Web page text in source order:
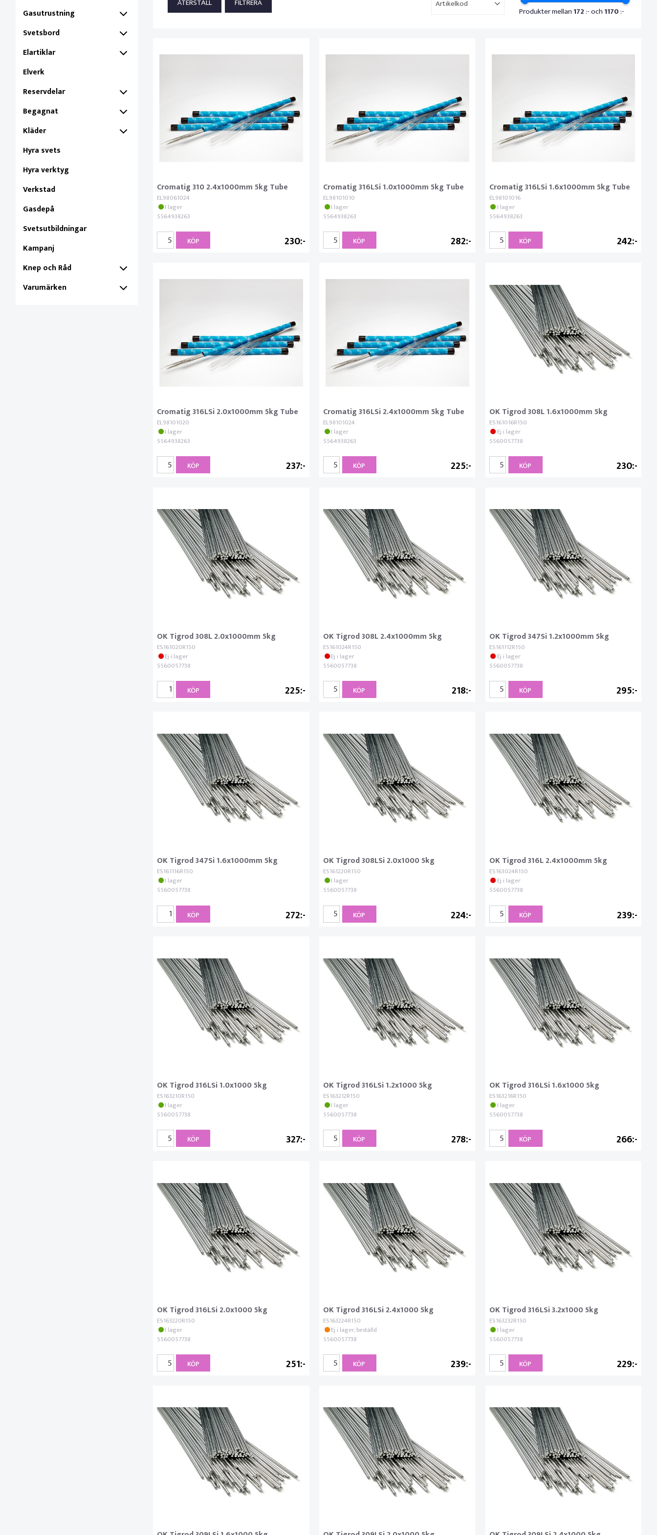
Gasutrustning
Svetsbord
Elartiklar
Elverk
Reservdelar
Begagnat
Kläder
Hyra svets
Hyra verktyg
Verkstad
Gasdepå
Svetsutbildningar
Kampanj
Knep och Råd
Varumärken
Artikelkod
Produkter mellan 172:- och 1170:-
Cromatig 310 2.4x1000mm 5kg Tube
EL98061024
I lager
5564938263
230
KÖP
Cromatig 316LSi 1.0x1000mm 5kg Tube
EL98101010
I lager
5564938263
282
KÖP
Cromatig 316LSi 1.6x1000mm 5kg Tube
EL98101016
I lager
5564938263
242
KÖP
Cromatig 316LSi 2.0x1000mm 5kg Tube
EL98101020
I lager
5564938263
237
KÖP
Cromatig 316LSi 2.4x1000mm 5kg Tube
EL98101024
I lager
5564938263
225
KÖP
OK Tigrod 308L 1.6x1000mm 5kg
ES161016R150
Ej i lager
5560057738
230
KÖP
OK Tigrod 308L 2.0x1000mm 5kg
ES161020R150
Ej i lager
5560057738
225
KÖP
OK Tigrod 308L 2.4x1000mm 5kg
ES161024R150
Ej i lager
5560057738
218
KÖP
OK Tigrod 347Si 1.2x1000mm 5kg
ES161112R150
Ej i lager
5560057738
295
KÖP
OK Tigrod 347Si 1.6x1000mm 5kg
ES161116R150
I lager
5560057738
272
KÖP
OK Tigrod 308LSi 2.0x1000 5kg
ES161220R150
I lager
5560057738
224
KÖP
OK Tigrod 316L 2.4x1000mm 5kg
ES163024R150
Ej i lager
5560057738
239
KÖP
OK Tigrod 316LSi 1.0x1000 5kg
ES163210R150
I lager
5560057738
327
KÖP
OK Tigrod 316LSi 1.2x1000 5kg
ES163212R150
I lager
5560057738
278
KÖP
OK Tigrod 316LSi 1.6x1000 5kg
ES163216R150
I lager
5560057738
266
KÖP
OK Tigrod 316LSi 2.0x1000 5kg
ES163220R150
I lager
5560057738
251
KÖP
OK Tigrod 316LSi 2.4x1000 5kg
ES163224R150
Ej i lager, beställd
5560057738
239
KÖP
OK Tigrod 316LSi 3.2x1000 5kg
ES163232R150
I lager
5560057738
229
KÖP